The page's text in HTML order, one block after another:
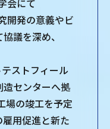
会にて
開発の意義やビ
議を深め、
ストフィール
造センターへ拠
場の竣工を予定
用促進と新た